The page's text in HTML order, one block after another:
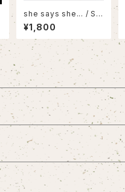
she says she... / Sw
eeter than Cake
¥1,800